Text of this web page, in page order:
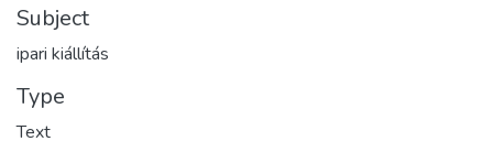
Subject
ipari kiállítás
Type
Text